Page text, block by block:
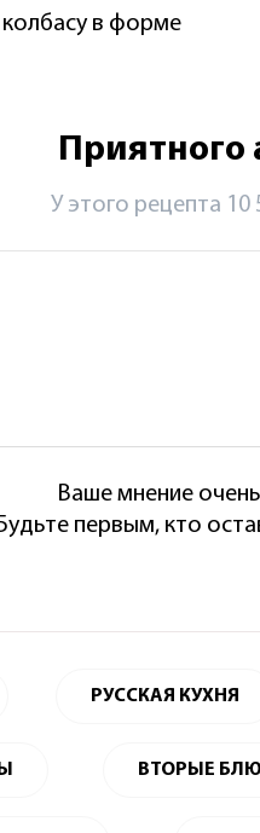
в форме
Приятного
У этого рецепта
Ваше мнение
первым, кто
РУССКАЯ КУХНЯ
ВТОРЫЕ